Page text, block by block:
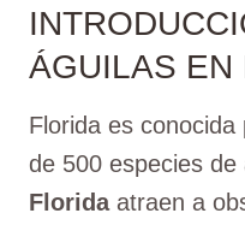
ÁGUILAS EN
Florida es
de 500 especies de
Floridaatraen a